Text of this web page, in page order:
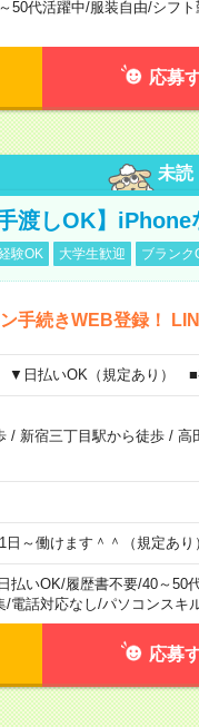
50代活躍中/服装自由/シフト
応募
未読
渡しOK】
験OK 大学生歓迎 ブランク
手続きWEB登録！
▼日払いOK（規定あり）
/ 新宿三丁目駅から徒歩/ 高
～働けます＾＾（規定あり）
払いOK/履歴書不要/40～50
/電話対応なし/パソコンスキ
応募